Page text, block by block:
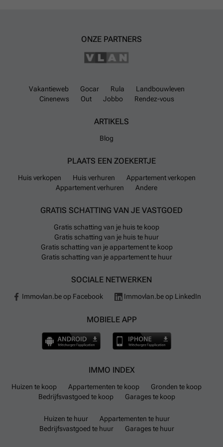
ONZE PARTNERS
Vakantieweb Gocar Rula
Landbouwleven
Cinenews
Out Jobbo Rendez-vous
ARTIKELS
Blog
PLAATS EEN ZOEKERTJE
Huis verkopen Huis verhuren
Appartement verkopen
Appartement verhuren
Andere
GRATIS SCHATTING VAN JE VASTGOED
Gratis schatting van je huis te koop
Gratis schatting van je huis te huur
Gratis schatting van je appartement te koop
Gratis schatting van je appartement te huur
SOCIALE NETWERKEN
Immovlan.be op Facebook Immovlan.be op LinkedIn
MOBIELE APP
IMMO INDEX
Huizen te koop Appartementen te koop
Gronden te koop
Bedrijfsvastgoed te koop
Garages te koop
Huizen te huur
Appartementen te huur
Bedrijfsvastgoed te huur
Garages te huur